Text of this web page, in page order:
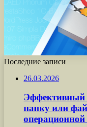
Последние записи
26.03.2026
Эффективный
папку или